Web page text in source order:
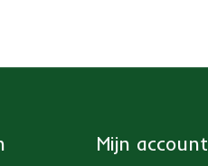
Mijn account